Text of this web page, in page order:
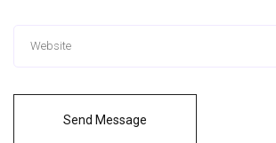
Send Message